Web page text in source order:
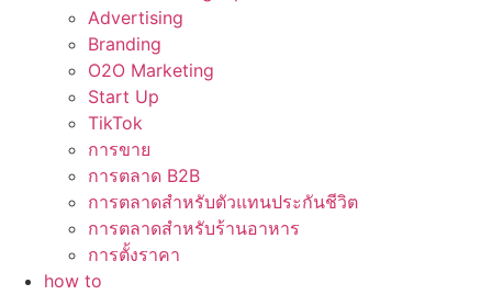
Advertising
Branding
O2O Marketing
Start Up
TikTok
การขาย
การตลาด B2B
การตลาดสำหรับตัวแทนประกันชีวิต
การตลาดสำหรับร้านอาหาร
การตั้งราคา
how to